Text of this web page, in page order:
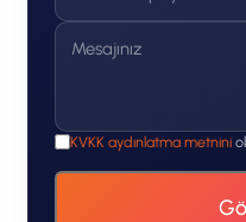
KVKK aydınlatma metnini